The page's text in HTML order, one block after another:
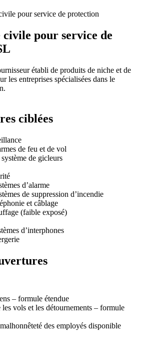
pour service de protection
civile pour service de
établi de produits de niche et de
les entreprises spécialisées dans le
ciblées
de feu et de vol
de gicleurs
d’alarme
de suppression d’incendie
et câblage
(faible exposé)
d’interphones
– formule étendue
vols et les détournements – formule
des employés disponible